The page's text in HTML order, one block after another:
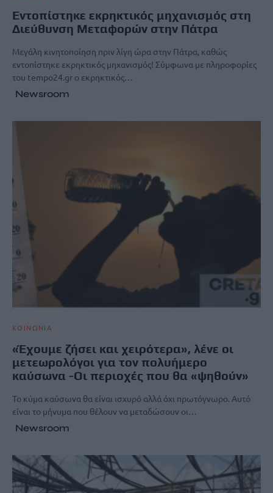
Εντοπίστηκε εκρηκτικός μηχανισμός στη
Διεύθυνση Μεταφορών στην Πάτρα
Μεγάλη κινητοποίηση πριν λίγη ώρα στην Πάτρα, καθώς
εντοπίστηκε εκρηκτικός μηχανισμός! Σύμφωνα με πληροφορίες
του tempo24.gr ο εκρηκτικός…
Newsroom
ΚΟΙΝΩΝΙΑ
«Έχουμε ζήσει και χειρότερα», λένε οι
μετεωρολόγοι για τον πολυήμερο
καύσωνα -Οι περιοχές που θα «ψηθούν»
Το κύμα καύσωνα θα είναι ισχυρό αλλά όχι πρωτόγνωρο. Αυτό
είναι το μήνυμα που θέλουν να μεταδώσουν οι…
Newsroom